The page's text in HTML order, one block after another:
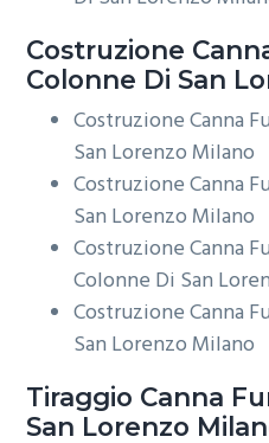
Costruzione
Colonne Di San
Costruzione Canna
San Lorenzo Milano
Costruzione Canna
San Lorenzo Milano
Costruzione Canna
Colonne Di San
Costruzione Canna
San Lorenzo Milano
Tiraggio Canna
San Lorenzo